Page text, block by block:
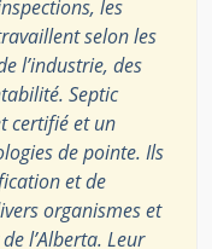
les
selon les
l’industrie, des
Septic
certifié et un
de pointe. Ils
et de
organismes et
l’Alberta. Leur